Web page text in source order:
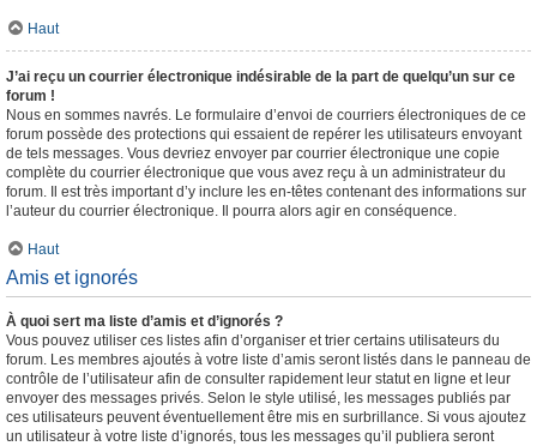
Haut
J’ai reçu un courrier électronique indésirable de la part de quelqu’un sur ce
forum !
Nous en sommes navrés. Le formulaire d’envoi de courriers électroniques de ce
forum possède des protections qui essaient de repérer les utilisateurs envoyant
de tels messages. Vous devriez envoyer par courrier électronique une copie
complète du courrier électronique que vous avez reçu à un administrateur du
forum. Il est très important d’y inclure les en-têtes contenant des informations sur
l’auteur du courrier électronique. Il pourra alors agir en conséquence.
Haut
Amis et ignorés
À quoi sert ma liste d’amis et d’ignorés ?
Vous pouvez utiliser ces listes afin d’organiser et trier certains utilisateurs du
forum. Les membres ajoutés à votre liste d’amis seront listés dans le panneau de
contrôle de l’utilisateur afin de consulter rapidement leur statut en ligne et leur
envoyer des messages privés. Selon le style utilisé, les messages publiés par
ces utilisateurs peuvent éventuellement être mis en surbrillance. Si vous ajoutez
un utilisateur à votre liste d’ignorés, tous les messages qu’il publiera seront